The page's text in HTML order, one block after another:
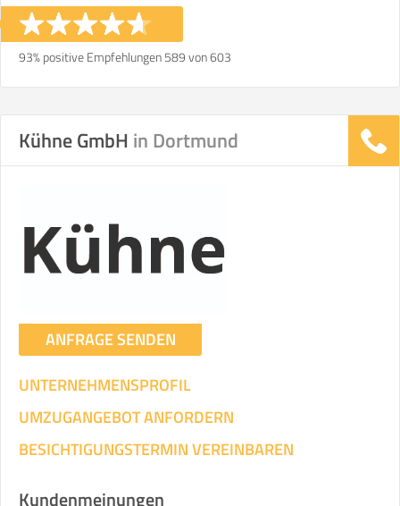
ICH WILL SELBST UMZIEHEN
Mit Umzugsunternehmen
93% positive Empfehlungen 589 von 603
Kühne GmbH in Dortmund
ANFRAGE SENDEN
UNTERNEHMENSPROFIL
UMZUGANGEBOT ANFORDERN
BESICHTIGUNGSTERMIN VEREINBAREN
Kundenmeinungen